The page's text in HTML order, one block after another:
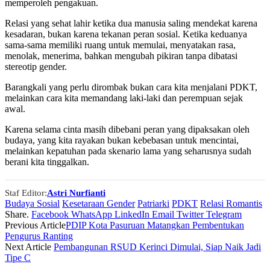
memperoleh pengakuan.
Relasi yang sehat lahir ketika dua manusia saling mendekat karena
kesadaran, bukan karena tekanan peran sosial. Ketika keduanya
sama-sama memiliki ruang untuk memulai, menyatakan rasa,
menolak, menerima, bahkan mengubah pikiran tanpa dibatasi
stereotip gender.
Barangkali yang perlu dirombak bukan cara kita menjalani PDKT,
melainkan cara kita memandang laki-laki dan perempuan sejak
awal.
Karena selama cinta masih dibebani peran yang dipaksakan oleh
budaya, yang kita rayakan bukan kebebasan untuk mencintai,
melainkan kepatuhan pada skenario lama yang seharusnya sudah
berani kita tinggalkan.
Staf Editor:Astri Nurfianti
Budaya Sosial Kesetaraan Gender Patriarki PDKT Relasi Romantis
Share. Facebook WhatsApp LinkedIn Email Twitter Telegram
Previous ArticlePDIP Kota Pasuruan Matangkan Pembentukan
Pengurus Ranting
Next Article Pembangunan RSUD Kerinci Dimulai, Siap Naik Jadi
Tipe C